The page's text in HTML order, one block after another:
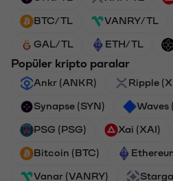
BTC/TL VANRY/TL
GAL/TL ETH/TL
Popüler kripto paralar
Ankr (ANKR) Ripple
Synapse (SYN) Waves
PSG (PSG) Xai (XAI)
Bitcoin (BTC)
Vanar (VANRY)